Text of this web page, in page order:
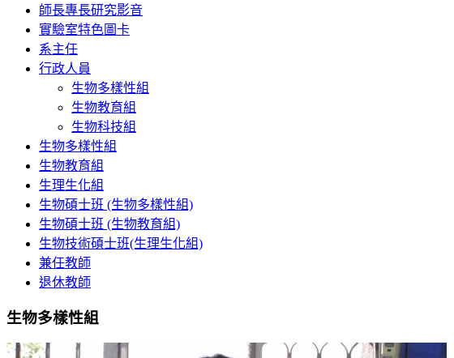
師長專長研究影音
實驗室特色圖卡
系主任
行政人員
生物多樣性組
生物教育組
生物科技組
生物多樣性組
生物教育組
生理生化組
生物碩士班 (生物多樣性組)
生物碩士班 (生物教育組)
生物技術碩士班(生理生化組)
兼任教師
退休教師
生物多樣性組